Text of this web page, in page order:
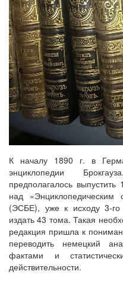
К началу 1890 г. в
энциклопедии
предполагалось
над
(ЭСБЕ), уже к исходу 3-
издать 43 тома. Такая
редакция пришла к
переводить немецкий
фактами и
действительности.